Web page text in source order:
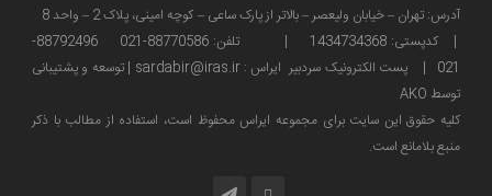
| کدپستی: 1434734368 | تلفن: 88770586-021 88792496-
021 | پست الکترونیک سردبیر ایراس : sardabir@iras.ir |
توسعه و پشتیبانی
توسط AKO
كليه حقوق این سایت برای مجموعه ایراس محفوظ است، استفاده از مطالب با ذكر
منبع بلامانع است.